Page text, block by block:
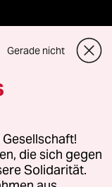
für Genehmigungen
Gerade nicht
die sich gegen
Solidarität.